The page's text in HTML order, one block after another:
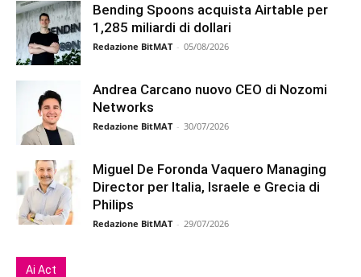
Bending Spoons acquista Airtable per
1,285 miliardi di dollari
Redazione BitMAT - 05/08/2026
Andrea Carcano nuovo CEO di Nozomi
Networks
Redazione BitMAT - 30/07/2026
Miguel De Foronda Vaquero Managing
Director per Italia, Israele e Grecia di
Philips
Redazione BitMAT - 29/07/2026
Ai Act